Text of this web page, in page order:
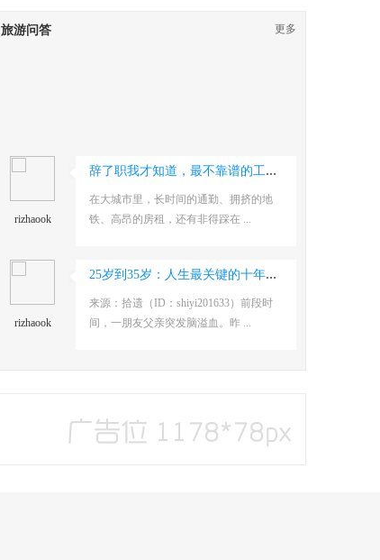
旅游问答 更多
rizhaook
辞了职我才知道，最不靠谱的工作就是自由职
在大城市里，长时间的通勤、拥挤的地
铁、高昂的房租，还有非得踩在 ...
rizhaook
25岁到35岁：人生最关键的十年，你必须做好
来源：拾遗（ID：shiyi201633）前段时
间，一朋友父亲突发脑溢血。昨 ...
言：可能沦为“穷人专属” ...